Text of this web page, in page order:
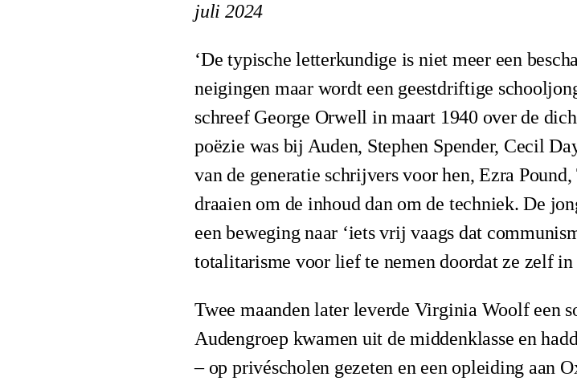
juli 2024
‘De typische letterkundige is niet meer een
neigingen maar wordt een geestdriftige
schreef George Orwell in maart 1940 over de
poëzie was bij Auden, Stephen Spender, Cecil
van de generatie schrijvers voor hen, Ezra
draaien om de inhoud dan om de techniek. De
een beweging naar ‘iets vrij vaags dat
totalitarisme voor lief te nemen doordat ze zelf
Twee maanden later leverde Virginia Woolf een
Audengroep kwamen uit de middenklasse en
– op privéscholen gezeten en een opleiding aan